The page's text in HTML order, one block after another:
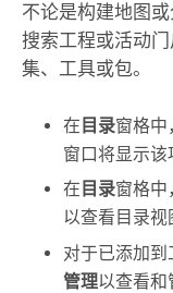
不论是构建地图
搜索工程或活动
集、工具或包。
在 目录窗格中
窗口将显示该
在 目录窗格中
以查看目录视
对于已添加
管理以查看和